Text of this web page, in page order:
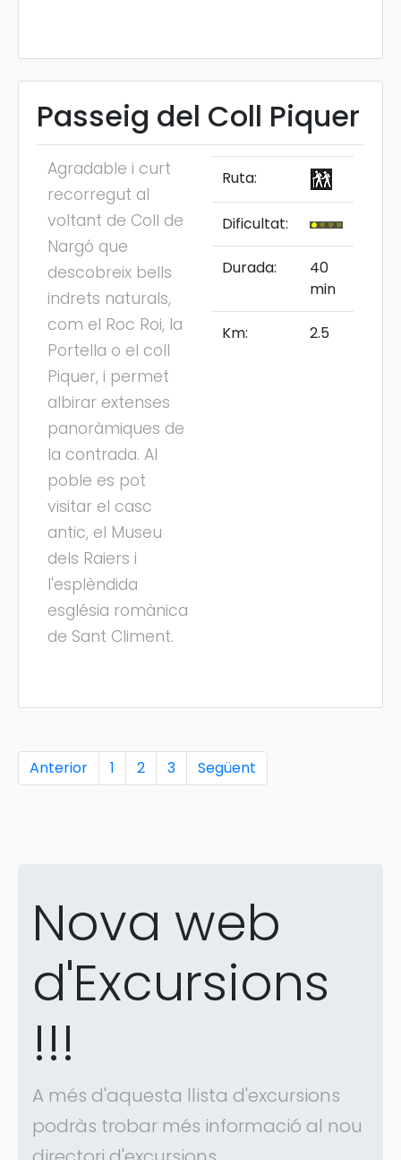
Passeig del Coll Piquer
Agradable i curt
recorregut al
voltant de Coll de
Nargó que
descobreix bells
indrets naturals,
com el Roc Roi, la
Portella o el coll
Piquer, i permet
albirar extenses
panoràmiques de
la contrada. Al
poble es pot
visitar el casc
antic, el Museu
dels Raiers i
l'esplèndida
església romànica
de Sant Climent.
Ruta:
Dificultat:
Durada:
40
min
Km: 2.5
Anterior 1 2 3 Següent
Nova web
d'Excursions
!!!
A més d'aquesta llista d'excursions
podràs trobar més informació al nou